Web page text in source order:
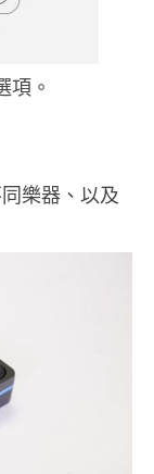
。
樂器、以及